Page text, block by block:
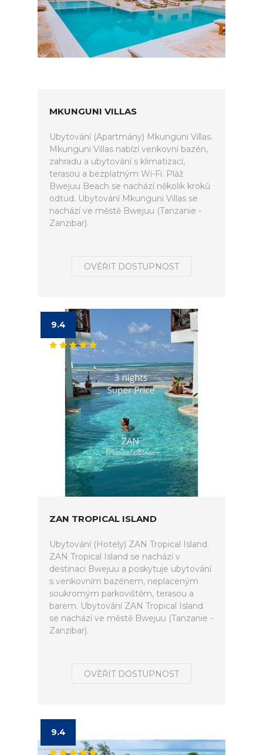
MKUNGUNI VILLAS
Ubytování (Apartmány) Mkunguni Villas.
Mkunguni Villas nabízí venkovní bazén,
zahradu a ubytování s klimatizací,
terasou a bezplatným Wi-Fi. Pláž
Bwejuu Beach se nachází několik kroků
odtud. Ubytování Mkunguni Villas se
nachází ve městě Bwejuu (Tanzanie -
Zanzibar).
OVĚŘIT DOSTUPNOST
9.4
ZAN TROPICAL ISLAND
Ubytování (Hotely) ZAN Tropical Island.
ZAN Tropical Island se nachází v
destinaci Bwejuu a poskytuje ubytování
s venkovním bazénem, neplaceným
soukromým parkovištěm, terasou a
barem. Ubytování ZAN Tropical Island
se nachází ve městě Bwejuu (Tanzanie -
Zanzibar).
OVĚŘIT DOSTUPNOST
9.4